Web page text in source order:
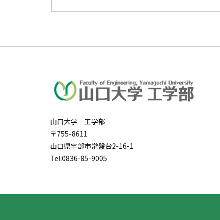
山口大学 工学部
〒755-8611
山口県宇部市常盤台2-16-1
Tel:0836-85-9005